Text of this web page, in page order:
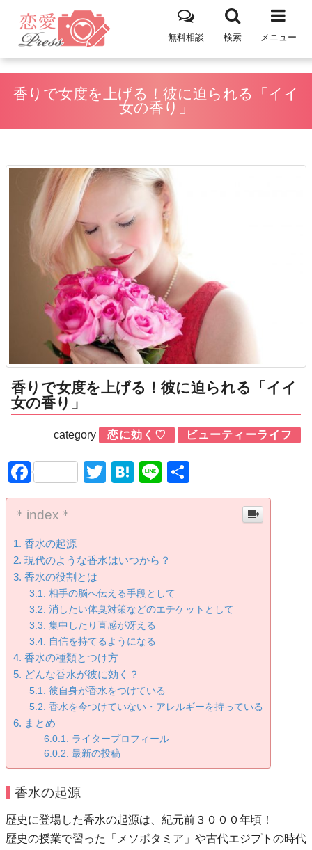
メニュー
検索
無料相談
香りで女度を上げる！彼に迫られる「イイ
女の香り」
香りで女度を上げる！彼に迫られる「イイ
女の香り」
category 恋に効く♡ ビューティーライフ
FacebookTwitter
Hatena
Line
有
＊index＊
香水の起源
現代のような香水はいつから？
香水の役割とは
相手の脳へ伝える手段として
消したい体臭対策などのエチケットとして
集中したり直感が冴える
自信を持てるようになる
香水の種類とつけ方
どんな香水が彼に効く？
彼自身が香水をつけている
香水を今つけていない・アレルギーを持っている
まとめ
ライタープロフィール
最新の投稿
香水の起源
歴史に登場した香水の起源は、紀元前３０００年頃！
歴史の授業で習った「メソポタミア」や古代エジプトの時代